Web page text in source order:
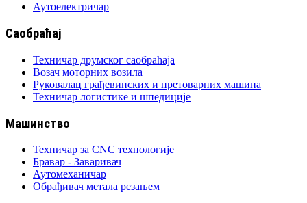
Аутоелектричар
Саобраћај
Техничар друмског саобраћаја
Возач моторних возила
Руковалац грађевинских и претоварних машина
Техничар логистике и шпедиције
Машинство
Техничар за CNC технологије
Бравар - Заваривач
Аутомеханичар
Обрађивач метала резањем